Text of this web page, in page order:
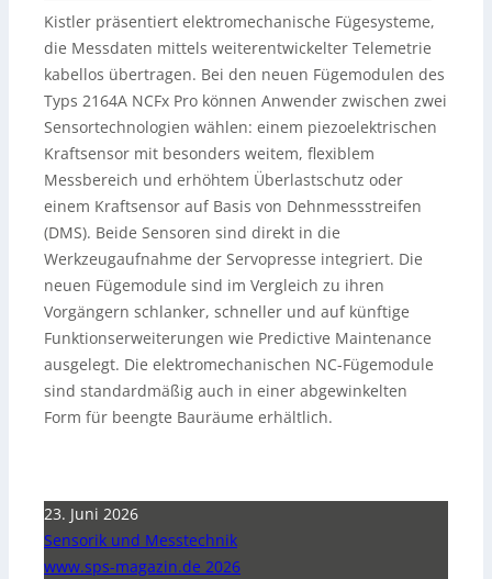
Kistler präsentiert elektromechanische Fügesysteme,
die Messdaten mittels weiterentwickelter Telemetrie
kabellos übertragen. Bei den neuen Fügemodulen des
Typs 2164A NCFx Pro können Anwender zwischen zwei
Sensortechnologien wählen: einem piezoelektrischen
Kraftsensor mit besonders weitem, flexiblem
Messbereich und erhöhtem Überlastschutz oder
einem Kraftsensor auf Basis von Dehnmessstreifen
(DMS). Beide Sensoren sind direkt in die
Werkzeugaufnahme der Servopresse integriert. Die
neuen Fügemodule sind im Vergleich zu ihren
Vorgängern schlanker, schneller und auf künftige
Funktionserweiterungen wie Predictive Maintenance
ausgelegt. Die elektromechanischen NC-Fügemodule
sind standardmäßig auch in einer abgewinkelten
Form für beengte Bauräume erhältlich.
23. Juni 2026
Sensorik und Messtechnik
www.sps-magazin.de 2026